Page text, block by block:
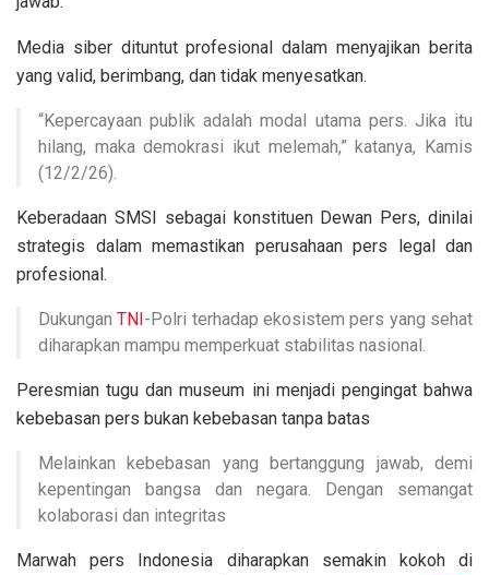
Media siber dituntut profesional dalam menyajikan berita
yang valid, berimbang, dan tidak menyesatkan.
“Kepercayaan publik adalah modal utama pers. Jika itu
hilang, maka demokrasi ikut melemah,” katanya, Kamis
(12/2/26).
Keberadaan SMSI sebagai konstituen Dewan Pers, dinilai
strategis dalam memastikan perusahaan pers legal dan
profesional.
DukunganTNI -Polri terhadap ekosistem pers yang sehat
diharapkan mampu memperkuat stabilitas nasional.
Peresmian tugu dan museum ini menjadi pengingat bahwa
kebebasan pers bukan kebebasan tanpa batas
Melainkan kebebasan yang bertanggung jawab, demi
kepentingan bangsa dan negara. Dengan semangat
kolaborasi dan integritas
Marwah pers Indonesia diharapkan semakin kokoh di